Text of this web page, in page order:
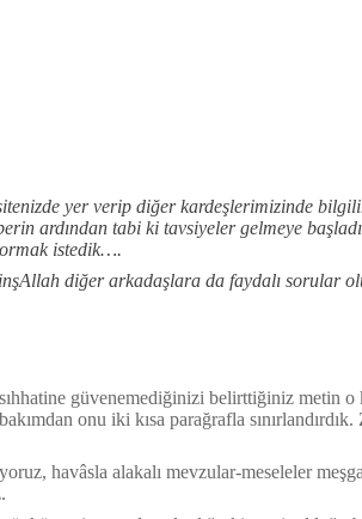
yer verip diğer kardeşlerimizinde
ardından tabi ki tavsiyeler gelmeye
istedik….
diğer arkadaşlara da faydalı sorular
güvenemediğinizi belirttiğiniz metin o
onu iki kısa parağrafla
havâsla alakalı mevzular-meseleler